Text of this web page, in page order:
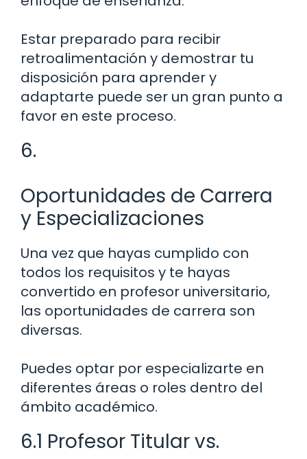
Estar preparado para recibir
retroalimentación y demostrar tu
disposición para aprender y
adaptarte puede ser un gran punto a
favor en este proceso.
6.
Oportunidades de Carrera
y Especializaciones
Una vez que hayas cumplido con
todos los requisitos y te hayas
convertido en profesor universitario,
las oportunidades de carrera son
diversas.
Puedes optar por especializarte en
diferentes áreas o roles dentro del
ámbito académico.
6.1 Profesor Titular vs.